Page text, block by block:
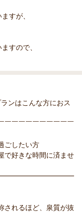
すが、
すので、
ンはこんな方におス
￣￣￣￣￣￣￣￣￣￣
ごしたい方
で好きな時間に済ませ
されるほど、泉質が抜